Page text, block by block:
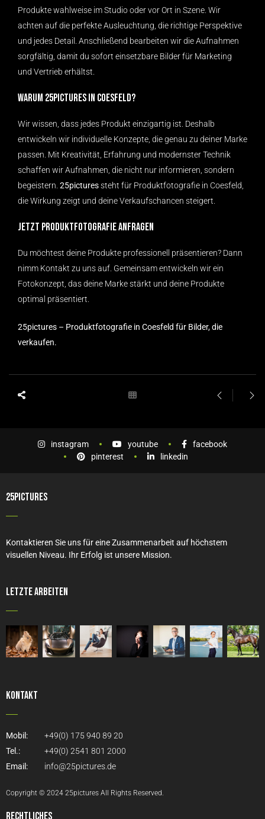
Produkte wahlweise im Studio oder vor Ort in Szene. Wir
achten auf die perfekte Ausleuchtung, die richtige Perspektive
und jedes Detail. Anschließend bearbeiten wir die Aufnahmen
sorgfältig, damit du sofort einsetzbare Bilder für Marketing
und Vertrieb erhältst.
Warum 25pictures in Coesfeld?
Wir wissen, dass jedes Produkt einzigartig ist. Deshalb
entwickeln wir individuelle Konzepte, die genau zu deiner Marke
passen. Mit Kreativität, Erfahrung und modernster Technik
schaffen wir Aufnahmen, die nicht nur informieren, sondern
begeistern. 25picturessteht für Produktfotografie in Coesfeld,
die Wirkung zeigt und deine Verkaufschancen steigert.
Jetzt Produktfotografie anfragen
Du möchtest deine Produkte professionell präsentieren? Dann
nimm Kontakt zu uns auf. Gemeinsam entwickeln wir ein
Fotokonzept, das deine Marke stärkt und deine Produkte
optimal präsentiert.
25pictures – Produktfotografie in Coesfeld für Bilder, die
verkaufen.
instagram youtube
facebook
pinterest
linkedin
25PICTURES
Kontaktieren Sie uns für eine Zusammenarbeit auf höchstem
visuellen Niveau. Ihr Erfolg ist unsere Mission.
Letzte Arbeiten
Kontakt
Mobil:
+49(0) 175 940 89 20
Tel.:
+49(0) 2541 801 2000
Email:
info@25pictures.de
Copyright © 2024 25pictures All Rights Reserved.
Rechtliches